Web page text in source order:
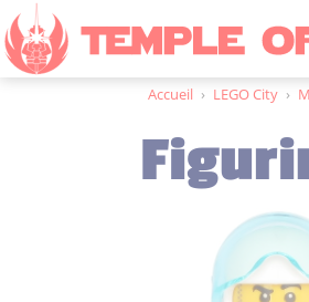
Accueil › LEGO City ›